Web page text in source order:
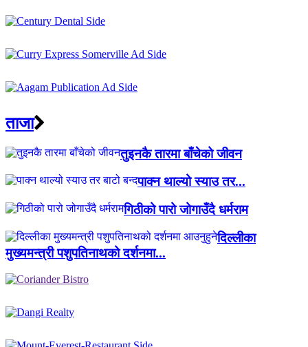
ताजा
तुइनकै तारमा बाँचेको जीवन
पाक्न थाल्यो स्याउ तर...
गिठीको पारो जोगाउँदै धर्मराम
दिल्लीका
मुख्यमन्त्री पशुपतिनाथको दर्शनमा...